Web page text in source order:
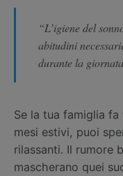
“L’igiene del
abitudini
durante la
Se la tua famiglia
mesi estivi, puoi
rilassanti. Il rumore
mascherano quei